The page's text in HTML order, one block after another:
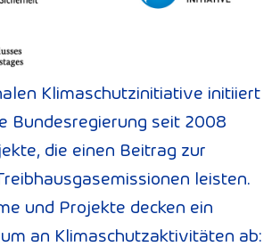
Klimaschutzinitiative initiiert
Bundesregierung seit 2008
die einen Beitrag zur
leisten.
und Projekte decken ein
an Klimaschutzaktivitäten ab: